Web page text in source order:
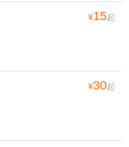
¥15起
¥30起